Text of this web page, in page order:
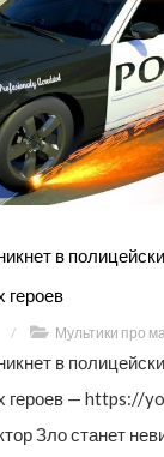
в
героев
/ Мультики про
в
героев — https://
Зло станет